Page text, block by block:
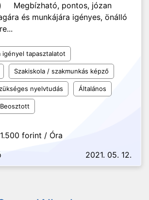
Megbízható, pontos, józan
és munkájára igényes, önálló
igényel tapasztalatot
Szakiskola / szakmunkás képző
nyelvtudás Általános
Beosztott
forint / Óra
2021. 05. 12.